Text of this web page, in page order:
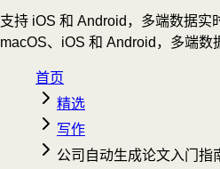
支持 iOS 和 Android，多端数据实
macOS、iOS 和 Android，多端数
首页
精选
写作
公司自动生成论文入门指